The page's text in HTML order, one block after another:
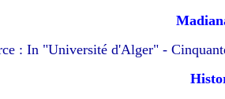
: In "Université d'Alger" -